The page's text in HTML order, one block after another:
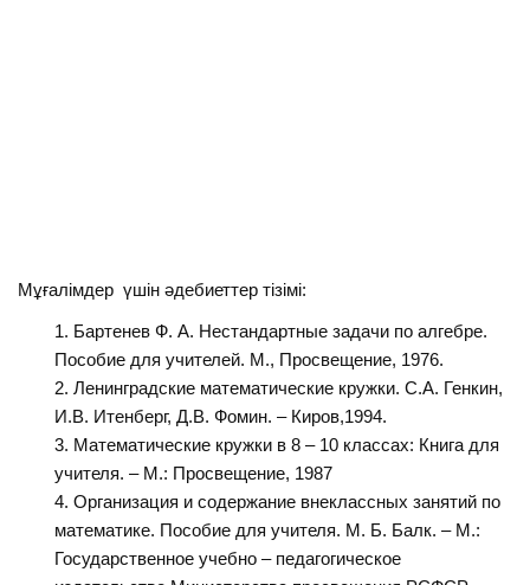
Мұғалiмдер үшiн әдебиеттер тізімі:
Бартенев Ф. А. Нестандартные задачи по алгебре.
Пособие для учителей. М., Просвещение, 1976.
Ленинградские математические кружки. С.А. Генкин,
И.В. Итенберг, Д.В. Фомин. – Киров,1994.
Математические кружки в 8 – 10 классах: Книга для
учителя. – М.: Просвещение, 1987
Организация и содержание внеклассных занятий по
математике. Пособие для учителя. М. Б. Балк. – М.:
Государственное учебно – педагогическое